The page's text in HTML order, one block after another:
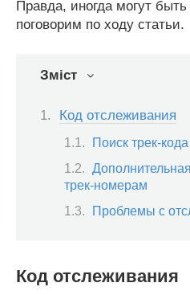
Правда, иногда могут
поговорим по ходу статьи.
Зміст
Код отслеживания
Поиск трек-
трек-номерам
Проблемы с
Код отслеживания